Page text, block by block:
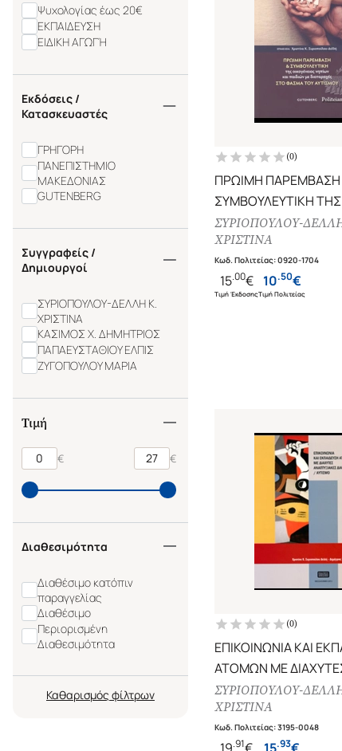
Ψυχολογίας έως 20€
ΕΚΠΑΙΔΕΥΣΗ
ΕΙΔΙΚΗ ΑΓΩΓΉ
Εκδόσεις /
Κατασκευαστές
ΓΡΗΓΟΡΗ
ΠΑΝΕΠΙΣΤΗΜΙΟ
ΜΑΚΕΔΟΝΙΑΣ
GUTENBERG
Συγγραφείς /
Δημιουργοί
ΣΥΡΙΟΠΟΥΛΟΥ-ΔΕΛΛΗ Κ.
ΧΡΙΣΤΙΝΑ
ΚΑΣΙΜΟΣ Χ. ΔΗΜΗΤΡΙΟΣ
ΠΑΠΑΕΥΣΤΑΘΙΟΥ ΕΛΠΙΣ
ΖΥΓΟΠΟΥΛΟΥ ΜΑΡΙΑ
Τιμή
€ €
Διαθεσιμότητα
Διαθέσιμο κατόπιν
παραγγελίας
Διαθέσιμο
Περιορισμένη
Διαθεσιμότητα
Καθαρισμός
(0)
ΠΡΩΙΜΗ ΠΑΡΕΜΒΑΣΗ
ΣΥΜΒΟΥΛΕΥΤΙΚΗ ΤΗΣ
ΟΙΚΟΓΕΝΕΙΑΣ ΝΗΠΙΩΝ
ΠΑΙΔΙΩΝ ΜΕ
ΦΑΣΜΑ ΤΟΥ ΑΥΤΙΣΜΟΥ
ΣΥΡΙΟΠΟΥΛΟΥ-
ΧΡΙΣΤΙΝΑ
Κωδ. Πολιτείας:0920-1704
15.00€
Τιμή Έκδοσης
10.50€
Τιμή Πολιτείας
(0)
ΕΠΙΚΟΙΝΩΝΙΑ ΚΑΙ
ΑΤΟΜΩΝ ΜΕ
ΑΝΑΠΤΥΞΙΑΚΕΣ
ΑΥΤΙΣΜΟ
ΣΥΡΙΟΠΟΥΛΟΥ-
ΧΡΙΣΤΙΝΑ
Κωδ. Πολιτείας:3195-0048
.91 .93